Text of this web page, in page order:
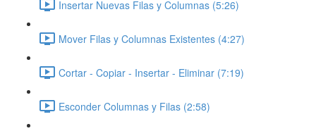
Insertar Nuevas Filas y Columnas (5:26)
Mover Filas y Columnas Existentes (4:27)
Cortar - Copiar - Insertar - Eliminar (7:19)
Esconder Columnas y Filas (2:58)